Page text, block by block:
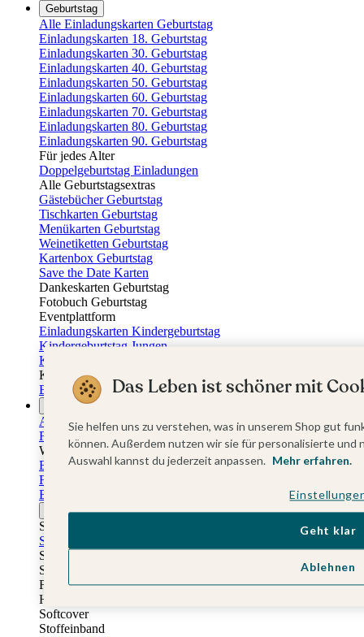
Geburtstag
Alle Einladungskarten Geburtstag
Einladungskarten 18. Geburtstag
Einladungskarten 30. Geburtstag
Einladungskarten 40. Geburtstag
Einladungskarten 50. Geburtstag
Einladungskarten 60. Geburtstag
Einladungskarten 70. Geburtstag
Einladungskarten 80. Geburtstag
Einladungskarten 90. Geburtstag
Für jedes Alter
Doppelgeburtstag Einladungen
Alle Geburtstagsextras
Gästebücher Geburtstag
Tischkarten Geburtstag
Menükarten Geburtstag
Weinetiketten Geburtstag
Kartenbox Geburtstag
Save the Date Karten
Dankeskarten Geburtstag
Fotobuch Geburtstag
Eventplattform
Einladungskarten Kindergeburtstag
Kindergeburtstag Jungen
Kindergeburtstag Mädchen
Kindergeburtstag Unisex
Einladungskarten 1. Geburtstag
Fotogeschenke
Alle Fotogeschenke
Fotobücher
Wandbilder & Poster
Bilderboxen
Fotohalter
Bilderrahmen
Notizbücher
Stoffeinband mit Foto
Softcover mit Foto
Stoffeinband mit Veredelung
Softcover mit Veredelung
Fotobücher
Hardcover
Softcover
Stoffeinband
Das Leben ist schöner mit
Sie helfen uns zu verstehen, was in unserem Shop gut
können. Außerdem nutzen wir sie für personalisierte
Auswahl kannst du jederzeit anpassen. Mehr erfahren.
Ablehnen
Geht klar